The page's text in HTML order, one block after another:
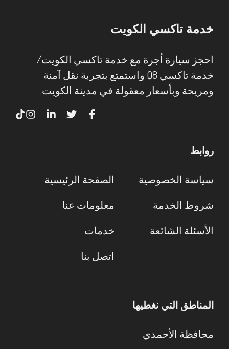
خدمة تاكسي الكويت
احجز سيارة أجرة مع خدمة تاكسي الكويت/
خدمة تاكسي Q8 واستمتع بتجربة نقل آمنة
ومريحة وبأسعار معقولة في مدينة الكويت.
روابط
سياسة الخصوصية
شروط الخدمة
الأسئلة الشائعة
الصفحة الرئيسية
معلومات عنا
خدمات
اتصل بنا
المناطق التي نغطيها
محافظة الأحمدي